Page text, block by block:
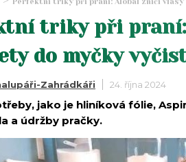
triky při
do myčky
Zahrádkáři 24. října 2024
jako je hliníková fólie,
a údržby pračky.